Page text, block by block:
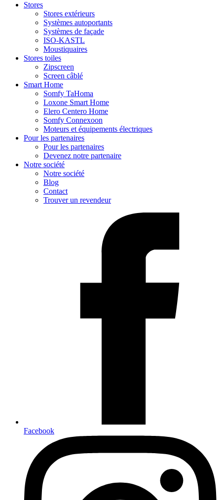
Stores
Stores extérieurs
Systèmes autoportants
Systèmes de façade
ISO-KASTL
Moustiquaires
Stores toiles
Zipscreen
Screen câblé
Smart Home
Somfy TaHoma
Loxone Smart Home
Elero Centero Home
Somfy Connexoon
Moteurs et équipements électriques
Pour les partenaires
Pour les partenaires
Devenez notre partenaire
Notre société
Notre société
Blog
Contact
Trouver un revendeur
Facebook